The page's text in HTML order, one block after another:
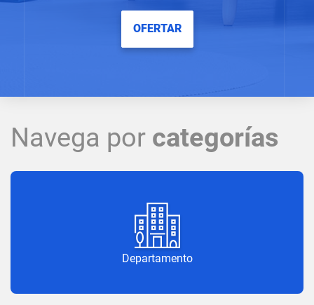
OFERTAR
Navega por categorías
Departamento